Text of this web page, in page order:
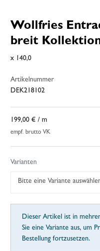
Wollfries
breit
x 140,0
Artikelnummer
DEK218102
199,00 € / m
empf. brutto VK
Varianten
Bitte eine Variante
Dieser Artikel ist in
Sie eine Variante aus, um
Bestellung fortzusetzen.